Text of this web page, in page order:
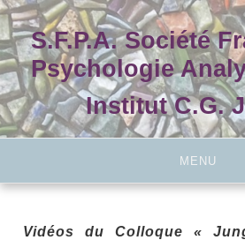
Skip
to
contentS.F.P.A. Société
Psychologie
Institut C.G.
MENU
Vidéos du Colloque «